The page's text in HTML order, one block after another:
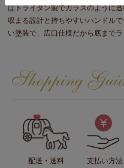
はトライタン製でガラスのように
収まる設計と持ちやすいハンドル
い塗装で、広口仕様だから底まで
配送・送料 支払い方法